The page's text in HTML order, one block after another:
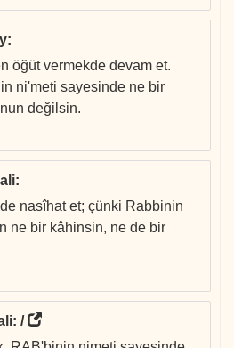
:
öğüt vermekde devam et.
ni'meti sayesinde ne bir
değilsin.
:
nasîhat et; çünki Rabbinin
ne bir kâhinsin, ne de bir
: /